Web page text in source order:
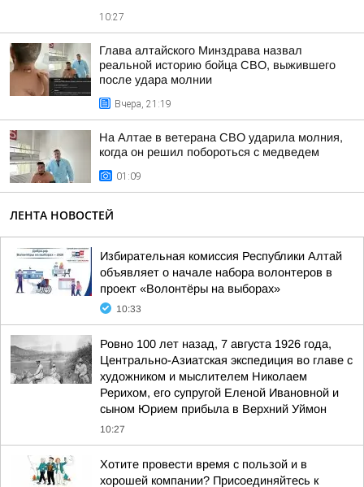
10:27
Глава алтайского Минздрава назвал
реальной историю бойца СВО, выжившего
после удара молнии
Вчера, 21:19
На Алтае в ветерана СВО ударила молния,
когда он решил побороться с медведем
01:09
ЛЕНТА НОВОСТЕЙ
Избирательная комиссия Республики Алтай
объявляет о начале набора волонтеров в
проект «Волонтёры на выборах»
10:33
Ровно 100 лет назад, 7 августа 1926 года,
Центрально-Азиатская экспедиция во главе с
художником и мыслителем Николаем
Рерихом, его супругой Еленой Ивановной и
сыном Юрием прибыла в Верхний Уймон
10:27
Хотите провести время с пользой и в
хорошей компании? Присоединяйтесь к